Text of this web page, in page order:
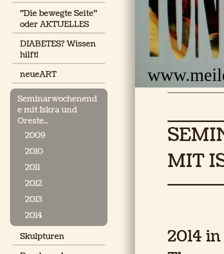
"Die bewegte Seite"
oder AKTUELLES
DIABETES? Wissen
hilft!
neueART
Seminarwochenend
e mit Iskra und
Oreste..
2009
2010
2011
2012
2013
2014
Skulpturen
MIT
2014